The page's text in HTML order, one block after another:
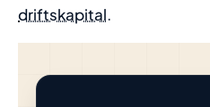
driftskapital.